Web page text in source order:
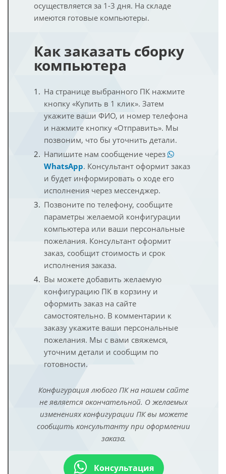
осуществляется за 1-3 дня. На складе
имеются готовые компьютеры.
Как заказать сборку
компьютера
На странице выбранного ПК нажмите
кнопку «Купить в 1 клик». Затем
укажите ваши ФИО, и номер телефона
и нажмите кнопку «Отправить». Мы
позвоним, что бы уточнить детали.
Напишите нам сообщение через
WhatsApp. Консультант оформит заказ
и будет информировать о ходе его
исполнения через мессенджер.
Позвоните по телефону, сообщите
параметры желаемой конфигурации
компьютера или ваши персональные
пожелания. Консультант оформит
заказ, сообщит стоимость и срок
исполнения заказа.
Вы можете добавить желаемую
конфигурацию ПК в корзину и
оформить заказ на сайте
самостоятельно. В комментарии к
заказу укажите ваши персональные
пожелания. Мы с вами свяжемся,
уточним детали и сообщим по
готовности.
Конфигурация любого ПК на нашем сайте
не является окончательной. О желаемых
изменениях конфигурации ПК вы можете
сообщить консультанту при оформлении
заказа.
Консультация